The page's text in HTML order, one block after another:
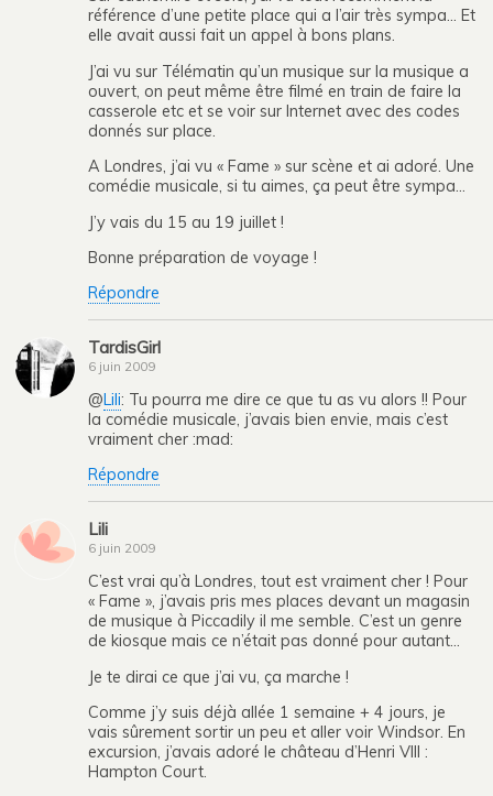
référence d’une petite place qui a l’air très sympa… Et
elle avait aussi fait un appel à bons plans.
J’ai vu sur Télématin qu’un musique sur la musique a
ouvert, on peut même être filmé en train de faire la
casserole etc et se voir sur Internet avec des codes
donnés sur place.
A Londres, j’ai vu « Fame » sur scène et ai adoré. Une
comédie musicale, si tu aimes, ça peut être sympa…
J’y vais du 15 au 19 juillet !
Bonne préparation de voyage !
Répondre
TardisGirl
6 juin 2009
@Lili: Tu pourra me dire ce que tu as vu alors !! Pour
la comédie musicale, j’avais bien envie, mais c’est
vraiment cher :mad:
Répondre
Lili
6 juin 2009
C’est vrai qu’à Londres, tout est vraiment cher ! Pour
« Fame », j’avais pris mes places devant un magasin
de musique à Piccadily il me semble. C’est un genre
de kiosque mais ce n’était pas donné pour autant…
Je te dirai ce que j’ai vu, ça marche !
Comme j’y suis déjà allée 1 semaine + 4 jours, je
vais sûrement sortir un peu et aller voir Windsor. En
excursion, j’avais adoré le château d’Henri VIII :
Hampton Court.